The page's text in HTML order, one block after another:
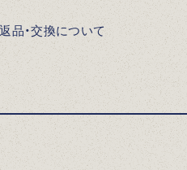
返品・交換について